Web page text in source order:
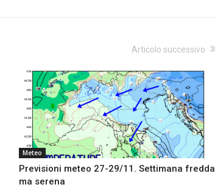
Articolo successivo
Meteo
Previsioni meteo 27-29/11. Settimana fredda
ma serena